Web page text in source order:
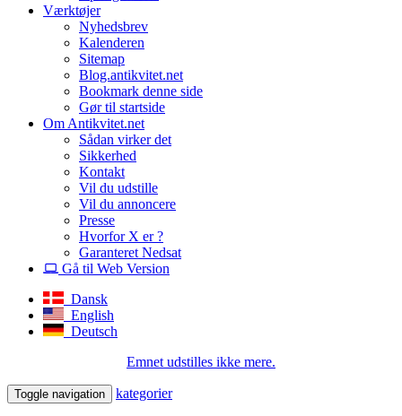
Værktøjer
Nyhedsbrev
Kalenderen
Sitemap
Blog.antikvitet.net
Bookmark denne side
Gør til startside
Om Antikvitet.net
Sådan virker det
Sikkerhed
Kontakt
Vil du udstille
Vil du annoncere
Presse
Hvorfor X er ?
Garanteret Nedsat
Gå til Web Version
Dansk
English
Deutsch
Emnet udstilles ikke mere.
Toggle navigation kategorier